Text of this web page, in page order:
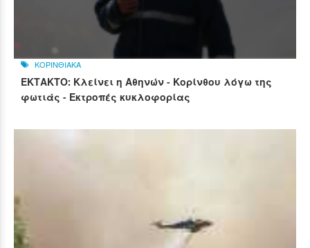
ΚΟΡΙΝΘΙΑΚΑ
ΕΚΤΑΚΤΟ: Κλείνει η Αθηνών - Κορίνθου λόγω της
φωτιάς - Εκτροπές κυκλοφορίας